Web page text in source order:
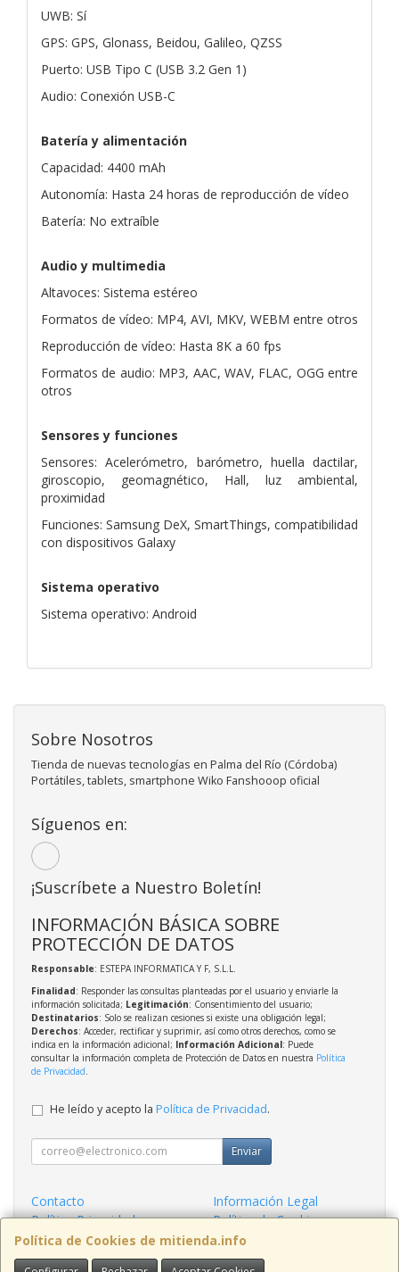
UWB: Sí
GPS: GPS, Glonass, Beidou, Galileo, QZSS
Puerto: USB Tipo C (USB 3.2 Gen 1)
Audio: Conexión USB-C
Batería y alimentación
Capacidad: 4400 mAh
Autonomía: Hasta 24 horas de reproducción de vídeo
Batería: No extraíble
Audio y multimedia
Altavoces: Sistema estéreo
Formatos de vídeo: MP4, AVI, MKV, WEBM entre otros
Reproducción de vídeo: Hasta 8K a 60 fps
Formatos de audio: MP3, AAC, WAV, FLAC, OGG entre
otros
Sensores y funciones
Sensores: Acelerómetro, barómetro, huella dactilar,
giroscopio, geomagnético, Hall, luz ambiental,
proximidad
Funciones: Samsung DeX, SmartThings, compatibilidad
con dispositivos Galaxy
Sistema operativo
Sistema operativo: Android
Política de Cookies de mitienda.info
Sobre Nosotros
Tienda de nuevas tecnologías en Palma del Río (Córdoba)
Portátiles, tablets, smartphone Wiko Fanshooop oficial
Síguenos en:
¡Suscríbete a Nuestro Boletín!
INFORMACIÓN BÁSICA SOBRE
PROTECCIÓN DE DATOS
Responsable: ESTEPA INFORMATICA Y F, S.L.L.
Finalidad: Responder las consultas planteadas por el usuario y enviarle la
información solicitada; Legitimación: Consentimiento del usuario;
Destinatarios: Solo se realizan cesiones si existe una obligación legal;
Derechos: Acceder, rectificar y suprimir, así como otros derechos, como se
indica en la información adicional; Información Adicional: Puede
consultar la información completa de Protección de Datos en nuestra Política
de Privacidad
He leído y acepto la Política de Privacidad.
Enviar
Contacto
Información Legal
Política Privacidad
Política de Cookies
Condiciones de Compra
Formas de Pago